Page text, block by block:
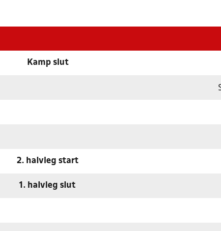
Kamp slut
2. halvleg start
1. halvleg slut